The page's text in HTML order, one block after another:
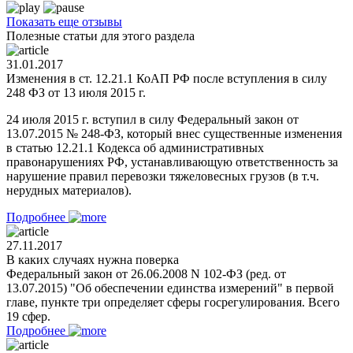
Показать еще отзывы
Полезные статьи для этого раздела
31.01.2017
Изменения в ст. 12.21.1 КоАП РФ после вступления в силу
248 ФЗ от 13 июля 2015 г.
24 июля 2015 г. вступил в силу Федеральный закон от
13.07.2015 № 248-ФЗ, который внес существенные изменения
в статью 12.21.1 Кодекса об административных
правонарушениях РФ, устанавливающую ответственность за
нарушение правил перевозки тяжеловесных грузов (в т.ч.
нерудных материалов).
Подробнее
27.11.2017
В каких случаях нужна поверка
Федеральный закон от 26.06.2008 N 102-ФЗ (ред. от
13.07.2015) "Об обеспечении единства измерений" в первой
главе, пункте три определяет сферы госрегулирования. Всего
19 сфер.
Подробнее